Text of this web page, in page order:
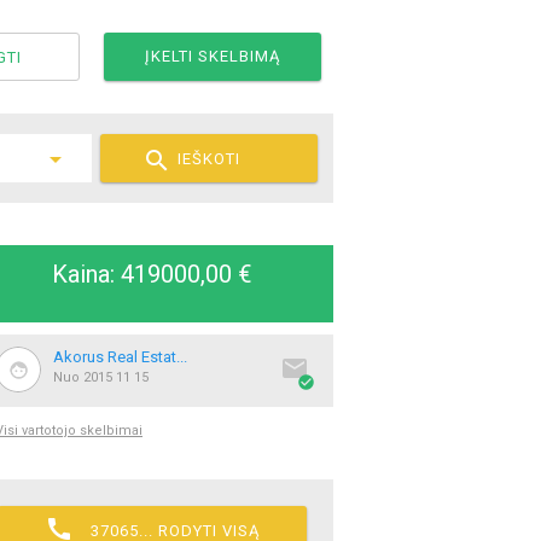
ĮKELTI SKELBIMĄ
 IEŠKOTI
Kaina: 419000,00 €
Akorus Real Estat...
Nuo 2015 11 15 

vartotojo skelbimai
 37065... RODYTI VISĄ